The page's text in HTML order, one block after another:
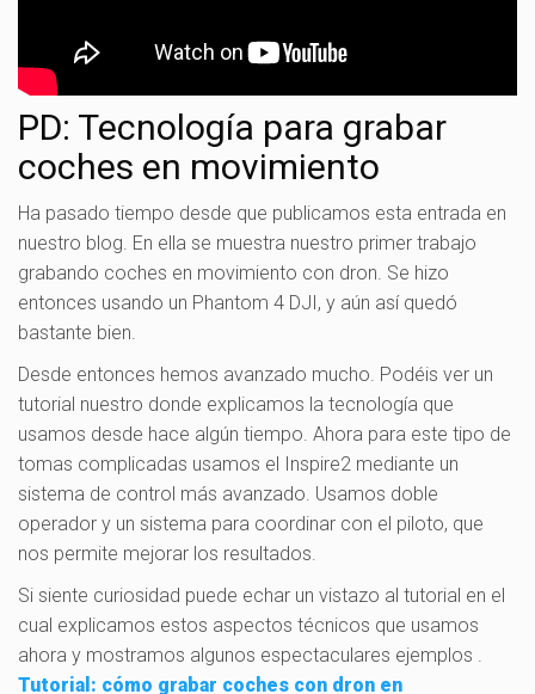
PD: Tecnología para grabar
coches en movimiento
Ha pasado tiempo desde que publicamos esta entrada en
nuestro blog. En ella se muestra nuestro primer trabajo
grabando coches en movimiento con dron. Se hizo
entonces usando un Phantom 4 DJI, y aún así quedó
bastante bien.
Desde entonces hemos avanzado mucho. Podéis ver un
tutorial nuestro donde explicamos la tecnología que
usamos desde hace algún tiempo. Ahora para este tipo de
tomas complicadas usamos el Inspire2 mediante un
sistema de control más avanzado. Usamos doble
operador y un sistema para coordinar con el piloto, que
nos permite mejorar los resultados.
Si siente curiosidad puede echar un vistazo al tutorial en el
cual explicamos estos aspectos técnicos que usamos
ahora y mostramos algunos espectaculares ejemplos .
Tutorial: cómo grabar coches con dron en